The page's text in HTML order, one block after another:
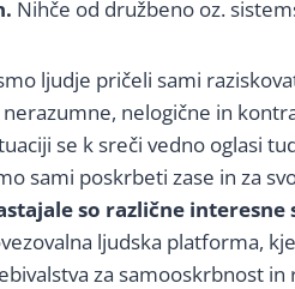
Nihče od družbeno oz.
ljudje pričeli sami
nelogične in
se k sreči vedno oglasi
sami poskrbeti zase in za
so različne interesne
ljudska platforma,
za samooskrbnost in